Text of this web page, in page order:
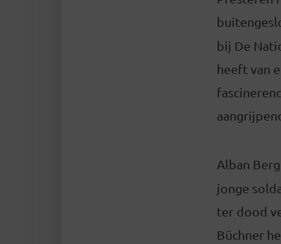
bij De
heeft van
Alban
jonge
ter dood
Büchner